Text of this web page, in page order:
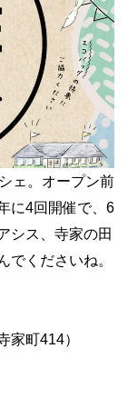
ェ。オープン前
に4回開催で、6
シス、寺家の田
でくださいね。
家町414）